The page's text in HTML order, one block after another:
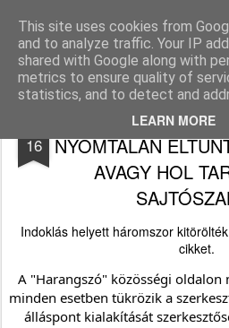
This site uses cookies from
and to analyze traffic. Your IP
shared with Google along with
metrics to ensure quality of
statistics, and to detect and
LEARN MORE
Békefy Lajos
Pages
16
NYÍLT KÉRDÉS
NYOMTALAN
AVAGY HOL
Indoklás helyett háromszor
cikket.
A "Harangszó" közösségi
minden esetben tükrözik a
álláspont kialakítását